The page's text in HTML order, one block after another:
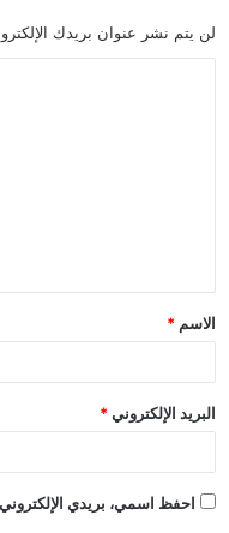
لن يتم نشر عنوان بريدك
ق
*
الاسم *
البريد الإلكتروني *
احفظ اسمي، بريدي